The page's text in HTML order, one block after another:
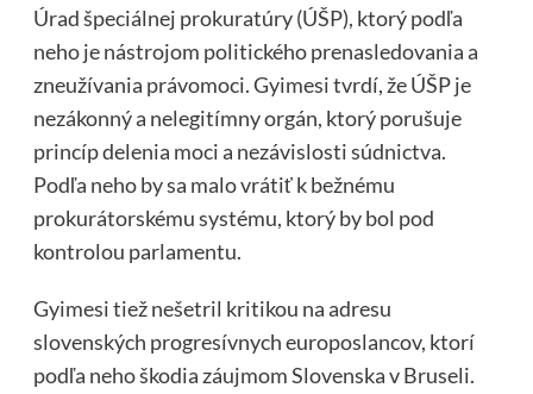
Úrad špeciálnej prokuratúry (ÚŠP), ktorý podľa
neho je nástrojom politického prenasledovania a
zneužívania právomoci. Gyimesi tvrdí, že ÚŠP je
nezákonný a nelegitímny orgán, ktorý porušuje
princíp delenia moci a nezávislosti súdnictva.
Podľa neho by sa malo vrátiť k bežnému
prokurátorskému systému, ktorý by bol pod
kontrolou parlamentu.
Gyimesi tiež nešetril kritikou na adresu
slovenských progresívnych europoslancov, ktorí
podľa neho škodia záujmom Slovenska v Bruseli.